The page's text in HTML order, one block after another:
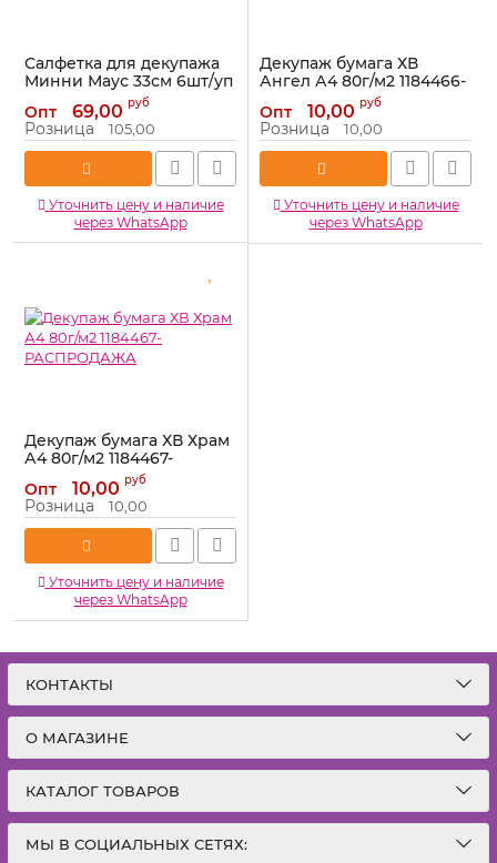
Салфетка для декупажа
Минни Маус 33см 6шт/уп
Артикул: 1194222
Опт 69,00 руб
Розница 105,00
Уточнить цену и наличие
через WhatsApp
Декупаж бумага ХВ
Ангел А4 80г/м2 1184466-
РАСПРОДАЖА
Артикул: 1184466-РАСПРОДАЖА
Опт 10,00 руб
Розница 10,00
Уточнить цену и наличие
через WhatsApp
Декупаж бумага ХВ Храм
А4 80г/м2 1184467-
РАСПРОДАЖА
Артикул: 1184467-РАСПРОДАЖА
Опт 10,00 руб
Розница 10,00
Уточнить цену и наличие
через WhatsApp
КОНТАКТЫ
О МАГАЗИНЕ
КАТАЛОГ ТОВАРОВ
МЫ В СОЦИАЛЬНЫХ СЕТЯХ: